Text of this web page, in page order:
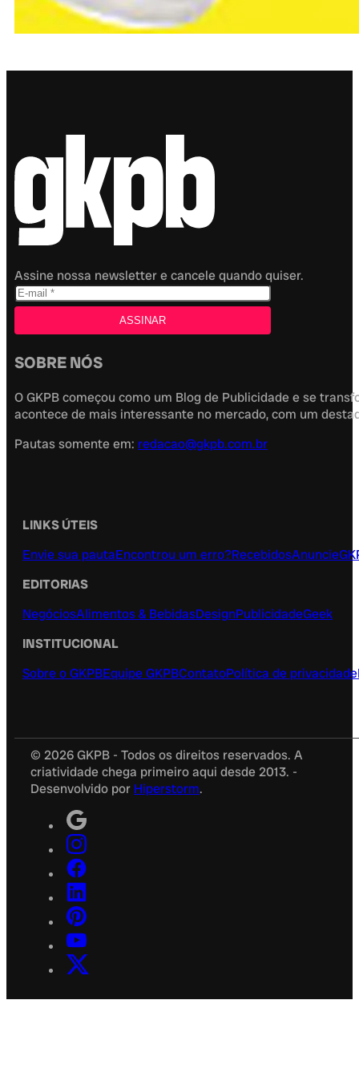
Assine nossa newsletter e cancele quando quiser.
SOBRE NÓS
O GKPB começou como um Blog de Publicidade e se
acontece de mais interessante no mercado, com um
Pautas somente em: redacao@gkpb.com.br
LINKS ÚTEIS
Envie sua pautaEncontrou um erro?RecebidosAnuncie
EDITORIAS
NegóciosAlimentos & BebidasDesignPublicidadeGeek
INSTITUCIONAL
Sobre o GKPBEquipe GKPBContatoPolítica de privacidade
© 2026 GKPB - Todos os direitos reservados. A
criatividade chega primeiro aqui desde 2013. -
Desenvolvido por Hiperstorm.